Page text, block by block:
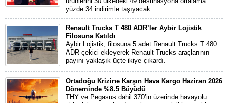
yüzde 34 indirimle taşıyacak.
Renault Trucks T 480 ADR’ler Aybir Lojistik
Filosuna Katıldı
Aybir Lojistik, filosuna 5 adet Renault Trucks T 480
ADR çekici ekleyerek Renault Trucks araçlarının
payını yaklaşık üçte ikiye çıkardı.
Ortadoğu Krizine Karşın Hava Kargo Haziran 2026
Döneminde %8.5 Büyüdü
THY ve Pegasus dahil 370’in üzerinde havayolu